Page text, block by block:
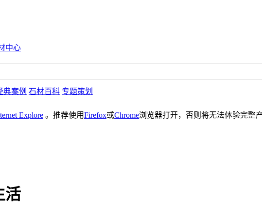
中心
典案例 石材百科 专题策划
Explore 。推荐使用Firefox或Chrome浏览器打开，否则将无法体验完整
活